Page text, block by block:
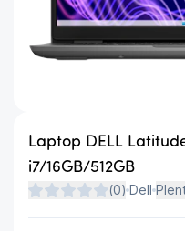
Laptop DELL
i7/16GB/512GB
(0) Dell